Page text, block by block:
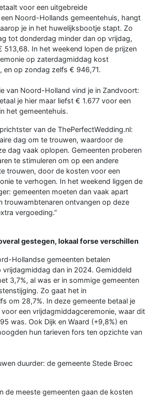
voor een uitgebreide
Noord-Hollands gemeentehuis, hangt
je in het huwelijksbootje stapt. Zo
tot donderdag minder dan op vrijdag,
513,68. In het weekend lopen de prijzen
op zaterdagmiddag kost
op zondag zelfs € 946,71.
van Noord-Holland vind je in Zandvoort:
je hier maar liefst € 1.677 voor een
het gemeentehuis.
van de ThePerfectWedding.nl:
dag om te trouwen, waardoor de
dag vaak oplopen. Gemeenten proberen
te stimuleren om op een andere
trouwen, door de kosten voor een
te verhogen. In het weekend liggen de
gemeenten moeten dan vaak apart
trouwambtenaren ontvangen op deze
vergoeding.”
gestegen, lokaal forse verschillen
Hollandse gemeenten betalen
vrijdagmiddag dan in 2024. Gemiddeld
3,7%, al was er in sommige gemeenten
Zo gaat het in
om 28,7%. In deze gemeente betaal je
een vrijdagmiddagceremonie, waar dit
was. Ook Dijk en Waard (+9,8%) en
hun tarieven fors ten opzichte van
duurder: de gemeente Stede Broec
de meeste gemeenten gaan de kosten